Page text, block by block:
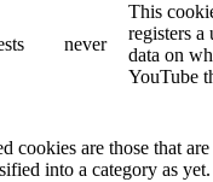
never
This
registers a
data on
YouTube
cookies are those that
into a category as yet.